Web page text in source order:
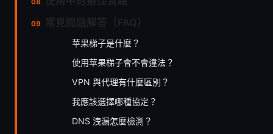
苹果梯子是什麼？
使用苹果梯子會不會違法？
VPN 與代理有什麼區別？
我應該選擇哪種協定？
DNS 洩漏怎麼檢測？